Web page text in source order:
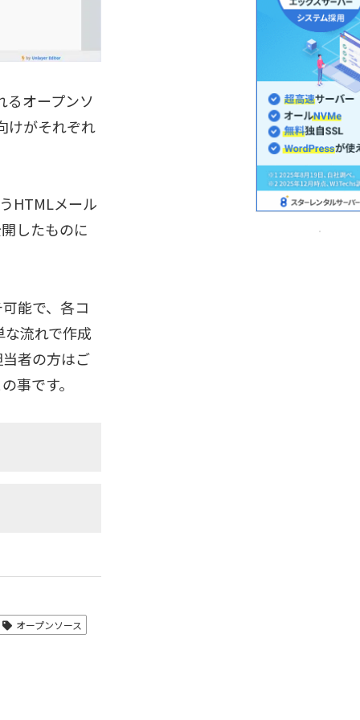
オープンソ
けがそれぞれ
HTMLメール
したものに
能で、各コ
流れで作成
者の方はご
事です。
オープンソース